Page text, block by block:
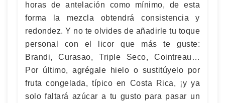
horas de antelación como mínimo, de esta
forma la mezcla obtendrá consistencia y
redondez. Y no te olvides de añadirle tu toque
personal con el licor que más te guste:
Brandi, Curasao, Triple Seco, Cointreau…
Por último, agrégale hielo o sustitúyelo por
fruta congelada, típico en Costa Rica, ¡y ya
solo faltará azúcar a tu gusto para pasar un